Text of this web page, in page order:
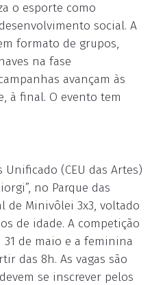
o esporte como
social. A
formato de grupos,
na fase
avançam às
à final. O evento tem
Unificado (CEU das Artes)
no Parque das
de Minivôlei 3x3, voltado
de idade. A competição
de maio e a feminina
das 8h. As vagas são
se inscrever pelos